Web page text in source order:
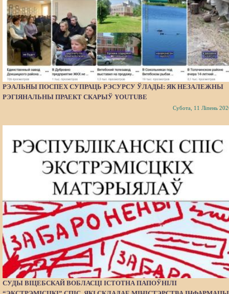
РЭАЛЬНЫ ПОСПЕХ СУПРАЦЬ РЭСУРСУ ЎЛАДЫ: ЯК НЕЗАЛЕЖНЫ
РЭГІЯНАЛЬНЫ ПРАЕКТ СКАРЫЎ YOUTUBE
Субота, 11 Ліпень
СУДЫ ВІЦЕБСКАЙ ВОБЛАСЦІ ІСТОТНА ПАПОЎНІЛІ